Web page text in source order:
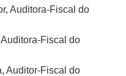
Auditora-Fiscal do
Fiscal do
Auditor-Fiscal do